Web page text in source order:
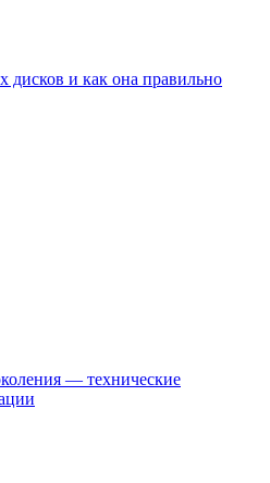
дисков и как она правильно
— технические